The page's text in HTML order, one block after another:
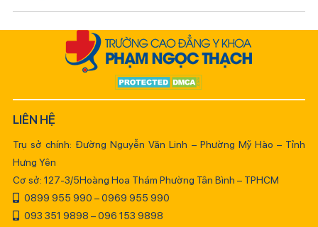
LIÊN HỆ
Trụ sở chính: Đường Nguyễn Văn Linh – Phường Mỹ Hào – Tỉnh
Hưng Yên
Cơ sở: 127-3/5Hoàng Hoa Thám Phường Tân Bình – TPHCM
0899 955 990 – 0969 955 990
093 351 9898 – 096 153 9898